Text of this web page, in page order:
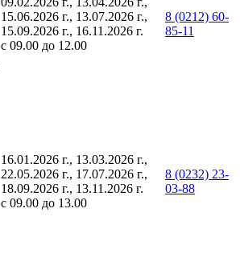
15.06.2026 г., 13.07.2026 г.,
15.09.2026 г., 16.11.2026 г.
с 09.00 до 12.00
8 (0212) 60-
85-11
16.01.2026 г., 13.03.2026 г.,
22.05.2026 г., 17.07.2026 г.,
18.09.2026 г., 13.11.2026 г.
с 09.00 до 13.00
8 (0232) 23-
03-88